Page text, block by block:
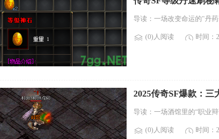
导读：一场改变命运的"丹
(0)人阅读 时间：
2025传奇SF爆款：
导读：一场酒馆里的“职业
(0)人阅读 时间：